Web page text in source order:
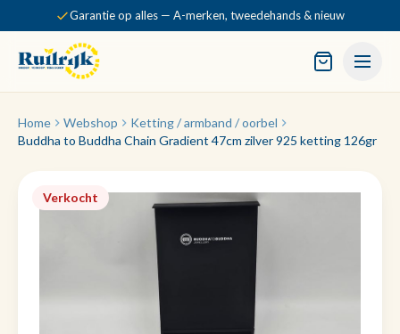
Garantie op alles — A-merken, tweedehands & nieuw
Home Webshop
Ketting / armband / oorbel
Buddha to Buddha Chain Gradient 47cm zilver 925 ketting 126gr
Verkocht